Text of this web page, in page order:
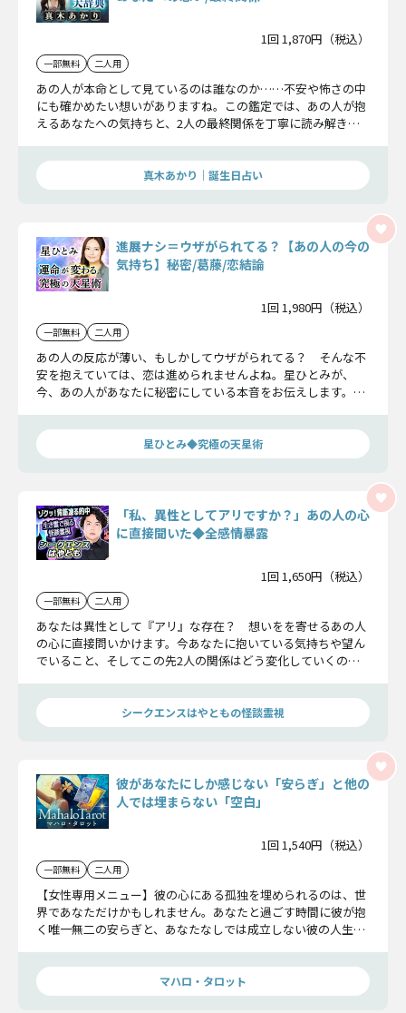
1回 1,870円（税込）
一部無料 二人用
あの人が本命として見ているのは誰なのか……不安や怖さの中
にも確かめたい想いがありますね。この鑑定では、あの人が抱
えるあなたへの気持ちと、2人の最終関係を丁寧に読み解き、
真木あかり｜誕生日占い
進展ナシ＝ウザがられてる？【あの人の今の
気持ち】秘密/葛藤/恋結論
1回 1,980円（税込）
一部無料 二人用
あの人の反応が薄い、もしかしてウザがられてる？ そんな不
安を抱えていては、恋は進められませんよね。星ひとみが、
今、あの人があなたに秘密にしている本音をお伝えします。最
しますよ。
星ひとみ◆究極の天星術
「私、異性としてアリですか？」あの人の心
に直接聞いた◆全感情暴露
1回 1,650円（税込）
一部無料 二人用
あなたは異性として『アリ』な存在？ 想いをを寄せるあの人
の心に直接問いかけます。今あなたに抱いている気持ちや望ん
でいること、そしてこの先2人の関係はどう変化していくの
シークエンスはやともの怪談霊視
彼があなたにしか感じない「安らぎ」と他の
人では埋まらない「空白」
1回 1,540円（税込）
一部無料 二人用
【女性専用メニュー】彼の心にある孤独を埋められるのは、世
界であなただけかもしれません。あなたと過ごす時間に彼が抱
く唯一無二の安らぎと、あなたなしでは成立しない彼の人生の
マハロ・タロット